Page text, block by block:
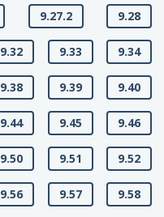
9.27.2 9.28
9.32 9.33 9.34
9.38 9.39 9.40
9.44 9.45 9.46
9.50 9.51 9.52
9.56 9.57 9.58